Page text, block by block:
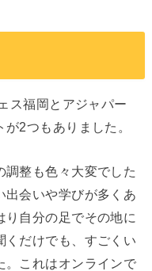
ス福岡とアジャパー
2つもありました。
調整も色々大変でした
出会いや学びが多くあ
り自分の足でその地に
くだけでも、すごくい
。これはオンラインで